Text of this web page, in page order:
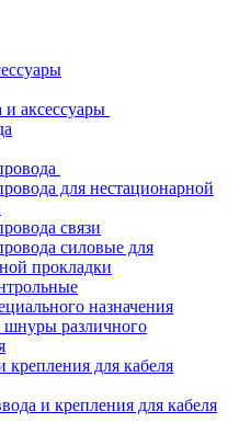
аксессуары
для нестационарной
связи
силовые для
прокладки
назначения
различного
для кабеля
и крепления для кабеля